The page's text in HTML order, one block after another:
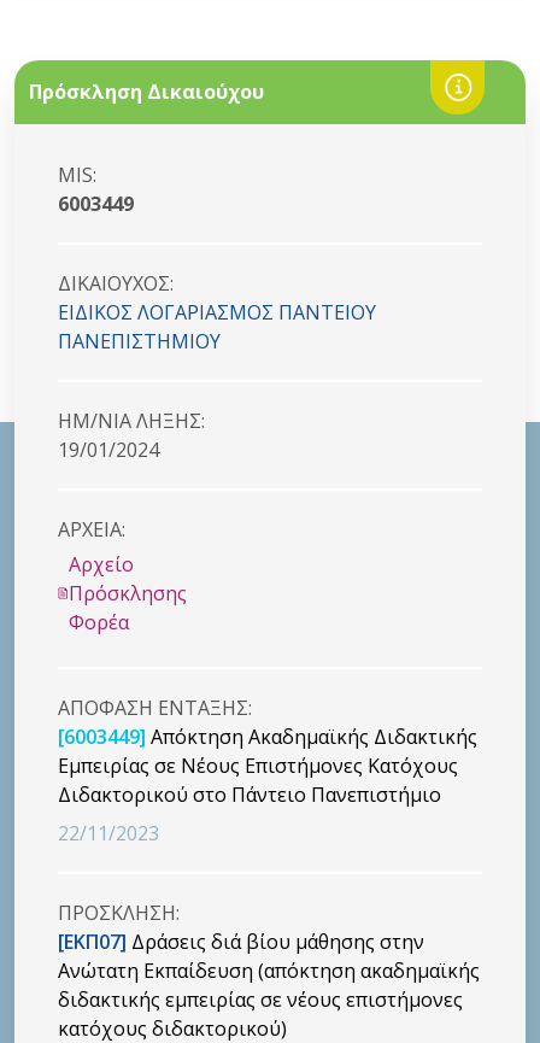
Πρόσκληση Δικαιούχου
MIS:
6003449
ΔΙΚΑΙΟYΧΟΣ:
ΕΙΔΙΚΟΣ ΛΟΓΑΡΙΑΣΜΟΣ ΠΑΝΤΕΙΟΥ
ΠΑΝΕΠΙΣΤΗΜΙΟΥ
HM/NIA ΛΗΞΗΣ:
19/01/2024
ΑΡΧΕΙΑ:
Αρχείο
Πρόσκλησης
Φορέα
ΑΠΟΦΑΣΗ ΕΝΤΑΞΗΣ:
[6003449] Απόκτηση Ακαδημαϊκής Διδακτικής
Εμπειρίας σε Νέους Επιστήμονες Κατόχους
Διδακτορικού στο Πάντειο Πανεπιστήμιο
22/11/2023
ΠΡΟΣΚΛΗΣΗ:
[ΕΚΠ07] Δράσεις διά βίου μάθησης στην
Ανώτατη Εκπαίδευση (απόκτηση ακαδημαϊκής
διδακτικής εμπειρίας σε νέους επιστήμονες
κατόχους διδακτορικού)